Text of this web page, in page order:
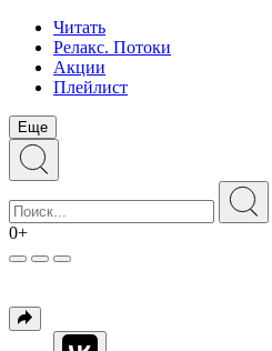
Читать
Релакс. Потоки
Акции
Плейлист
Еще
0+